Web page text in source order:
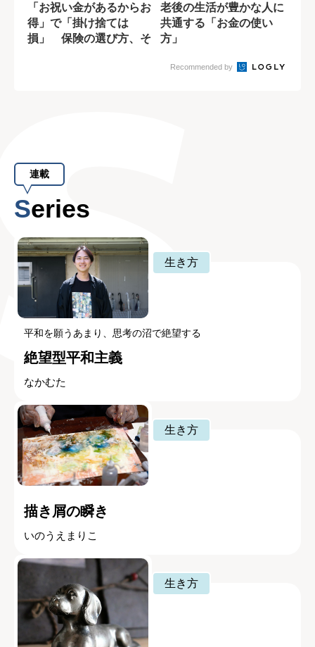
「お祝い金があるからお
得」で「掛け捨ては
損」 保険の選び方、そ
老後の生活が豊かな人に
共通する「お金の使い
方」
Recommended by
連載
Series
生き方
平和を願うあまり、思考の沼で絶望する
絶望型平和主義
なかむた
生き方
描き屑の瞬き
いのうえまりこ
生き方